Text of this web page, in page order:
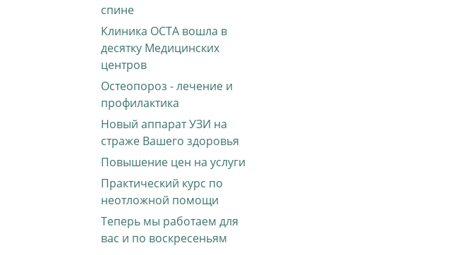
спине
Клиника ОСТА вошла в
десятку Медицинских
центров
Остеопороз - лечение и
профилактика
Новый аппарат УЗИ на
страже Вашего здоровья
Повышение цен на услуги
Практический курс по
неотложной помощи
Теперь мы работаем для
вас и по воскресеньям